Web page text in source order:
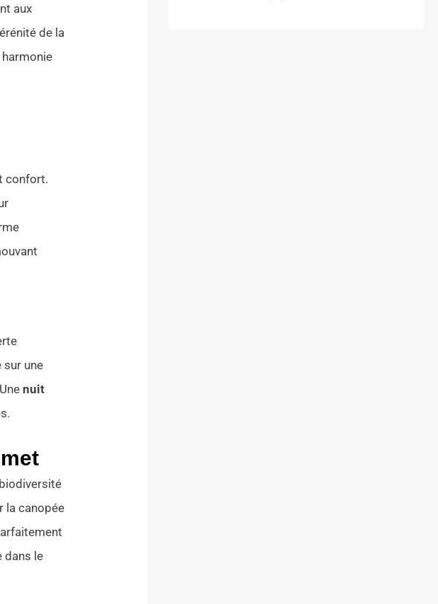
aux
de la
confort.
sur une
nuit
la canopée
dans le